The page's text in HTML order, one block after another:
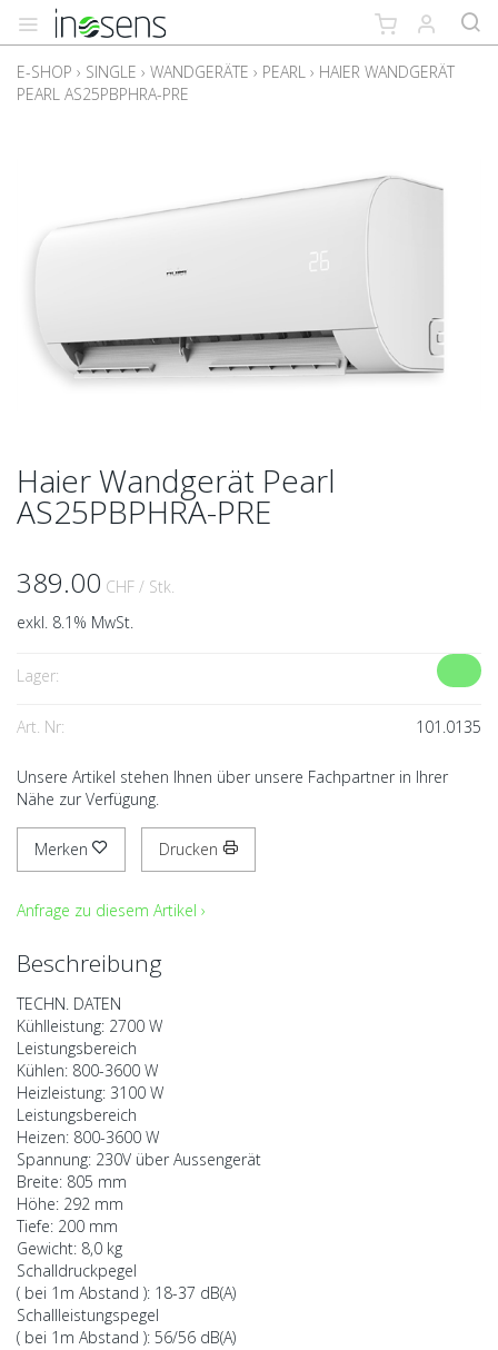
E-SHOP › SINGLE › WANDGERÄTE › PEARL › HAIER WANDGERÄT
PEARL AS25PBPHRA-PRE
Haier Wandgerät Pearl
AS25PBPHRA-PRE
389.00 CHF / Stk.
exkl. 8.1% MwSt.
Lager:
Art. Nr: 101.0135
Unsere Artikel stehen Ihnen über unsere Fachpartner in Ihrer
Nähe zur Verfügung.
Merken Drucken
Anfrage zu diesem Artikel ›
Beschreibung
TECHN. DATEN
Kühlleistung: 2700 W
Leistungsbereich
Kühlen: 800-3600 W
Heizleistung: 3100 W
Leistungsbereich
Heizen: 800-3600 W
Spannung: 230V über Aussengerät
Breite: 805 mm
Höhe: 292 mm
Tiefe: 200 mm
Gewicht: 8,0 kg
Schalldruckpegel
( bei 1m Abstand ): 18-37 dB(A)
Schallleistungspegel
( bei 1m Abstand ): 56/56 dB(A)